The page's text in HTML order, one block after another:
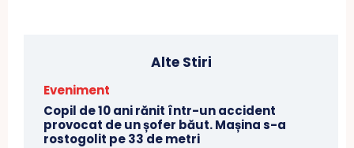
Alte Stiri
Eveniment
Copil de 10 ani rănit într-un accident
provocat de un șofer băut. Mașina s-a
rostogolit pe 33 de metri